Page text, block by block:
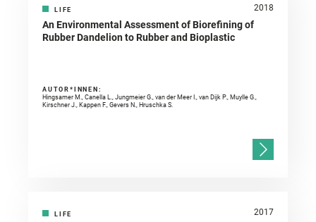
LIFE 2018
An Environmental Assessment of Biorefining of
Rubber Dandelion to Rubber and Bioplastic
AUTOR*INNEN:
Hingsamer M., Canella L., Jungmeier G., van der Meer I., van Dijk P., Muylle G.,
Kirschner J., Kappen F., Gevers N., Hruschka S.
LIFE 2017